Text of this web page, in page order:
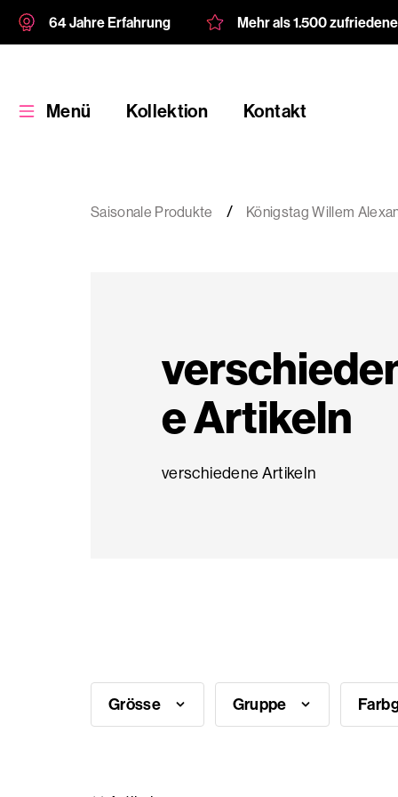
64 Jahre Erfahrung Mehr als 1.500
Menü Kollektion Kontakt
Kundenspezifische
Verpackung
Produkte
Inspiration?
Saisonale Produkte Königstag Willem
e Artikeln
verschiedene Artikeln
Grösse Gruppe